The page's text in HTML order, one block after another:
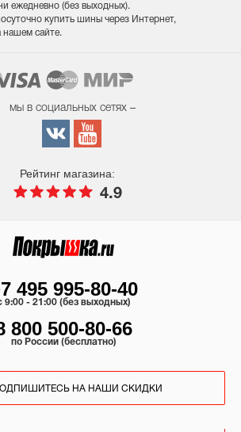
ежедневно (без выходных).
купить шины через Интернет,
нашем сайте.
мы в социальных сетях –
Рейтинг магазина:
4.9
495 995-80-40
9:00 - 21:00 (без выходных)
800 500-80-66
по России (бесплатно)
НА НАШИ СКИДКИ